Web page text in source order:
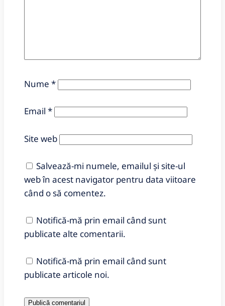
Nume *
Email *
Site web
Salvează-mi numele, emailul și site-ul
web în acest navigator pentru data viitoare
când o să comentez.
Notifică-mă prin email când sunt
publicate alte comentarii.
Notifică-mă prin email când sunt
publicate articole noi.